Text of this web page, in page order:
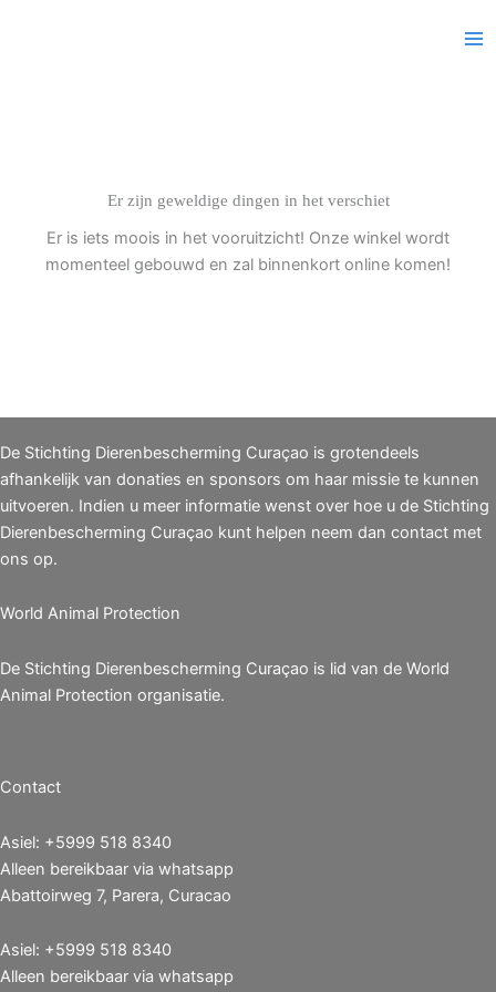
Er zijn geweldige dingen in het verschiet
Er is iets moois in het vooruitzicht! Onze winkel wordt
momenteel gebouwd en zal binnenkort online komen!
De Stichting Dierenbescherming Curaçao is grotendeels
afhankelijk van donaties en sponsors om haar missie te kunnen
uitvoeren. Indien u meer informatie wenst over hoe u de Stichting
Dierenbescherming Curaçao kunt helpen neem dan contact met
ons op.
World Animal Protection
De Stichting Dierenbescherming Curaçao is lid van de World
Animal Protection organisatie.
Contact
Asiel: +5999 518 8340
Alleen bereikbaar via whatsapp
Abattoirweg 7, Parera, Curacao
Asiel: +5999 518 8340
Alleen bereikbaar via whatsapp